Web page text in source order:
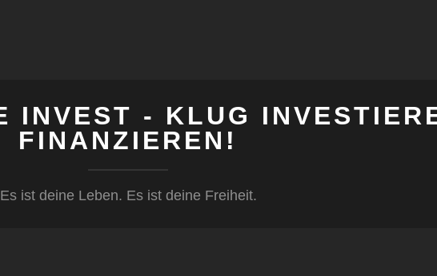
INVEST - KLUG
FINANZIEREN!
Es ist deine Leben. Es ist deine Freiheit.